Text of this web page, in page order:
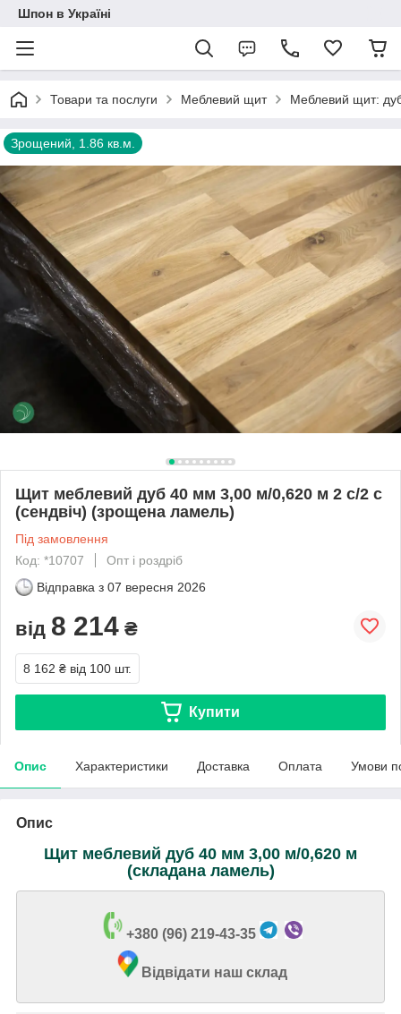
Шпон в Україні
Товари та послуги Меблевий щит Меблевий щит:
Зрощений, 1.86 кв.м.
Щит меблевий дуб 40 мм 3,00 м/0,620 м 2 с/2 с
(сендвіч) (зрощена ламель)
Під замовлення
Код: *10707
Опт і роздріб
Відправка з 07 вересня 2026
від 8 214 ₴
8 162 ₴ від 100 шт.
Купити
Опис Характеристики Доставка Оплата Умови
Опис
Щит меблевий дуб 40 мм 3,00 м/0,620 м
(складана ламель)
+380 (96) 219-43-35
Відвідати наш склад